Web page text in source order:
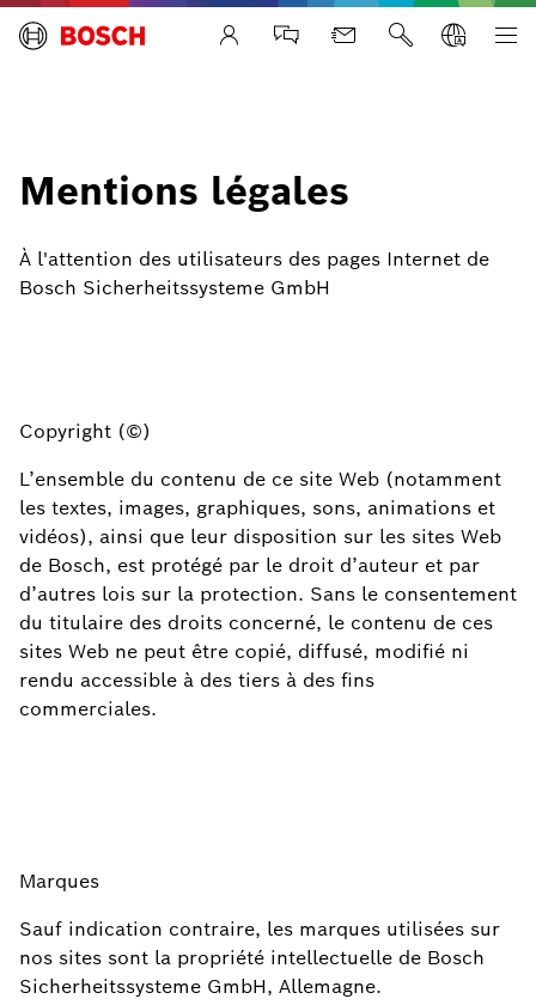
Life Safety Systems
Mentions légales
À l'attention des utilisateurs des pages Internet de
Bosch Sicherheitssysteme GmbH
Copyright (©)
L’ensemble du contenu de ce site Web (notamment
les textes, images, graphiques, sons, animations et
vidéos), ainsi que leur disposition sur les sites Web
de Bosch, est protégé par le droit d’auteur et par
d’autres lois sur la protection. Sans le consentement
du titulaire des droits concerné, le contenu de ces
sites Web ne peut être copié, diffusé, modifié ni
rendu accessible à des tiers à des fins
commerciales.
Marques
Sauf indication contraire, les marques utilisées sur
nos sites sont la propriété intellectuelle de Bosch
Sicherheitssysteme GmbH, Allemagne.